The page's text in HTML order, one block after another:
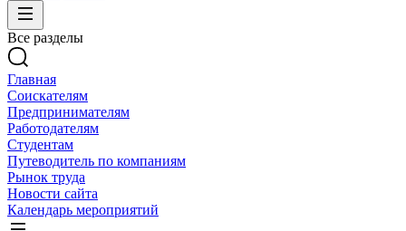
Все разделы
Главная
Соискателям
Предпринимателям
Работодателям
Студентам
Путеводитель по компаниям
Рынок труда
Новости сайта
Календарь мероприятий